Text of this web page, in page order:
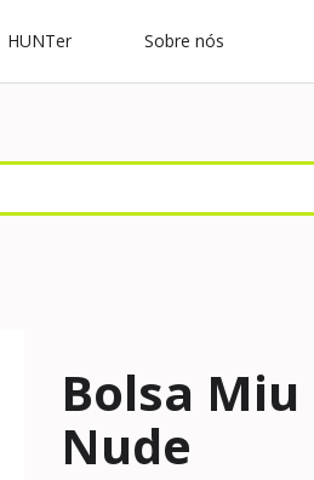
HUNTer Sobre nós
Bolsa
Nude